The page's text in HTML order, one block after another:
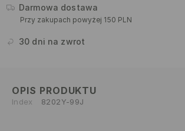
Darmowa dostawa
Przy zakupach powyżej 150 PLN
30 dni na zwrot
OPIS PRODUKTU
Index 8202Y-99J